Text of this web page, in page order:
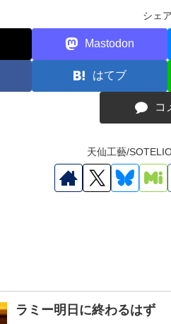
シェ
Mastodon
はてブ
コ
天仙工藝/
ラミー明日に終わるはず